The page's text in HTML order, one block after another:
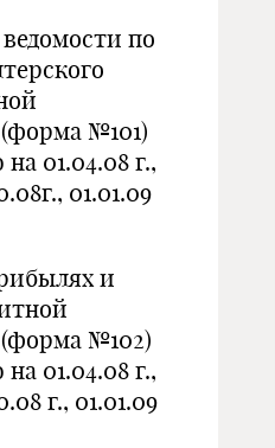
по
№101)
01.04.08 г.,
01.01.09
и
№102)
01.04.08 г.,
г., 01.01.09